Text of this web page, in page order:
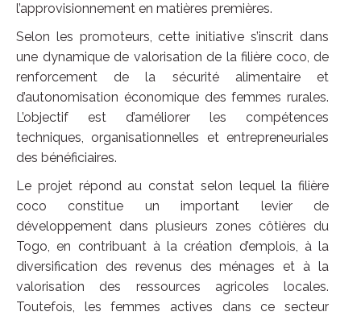
l’approvisionnement en matières premières.
Selon les promoteurs, cette initiative s’inscrit dans
une dynamique de valorisation de la filière coco, de
renforcement de la sécurité alimentaire et
d’autonomisation économique des femmes rurales.
L’objectif est d’améliorer les compétences
techniques, organisationnelles et entrepreneuriales
des bénéficiaires.
Le projet répond au constat selon lequel la filière
coco constitue un important levier de
développement dans plusieurs zones côtières du
Togo, en contribuant à la création d’emplois, à la
diversification des revenus des ménages et à la
valorisation des ressources agricoles locales.
Toutefois, les femmes actives dans ce secteur